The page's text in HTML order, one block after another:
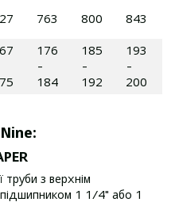
763 800 843
176
-
184
185
-
192
193
-
200
труби з верхнім
1 1/4" або 1